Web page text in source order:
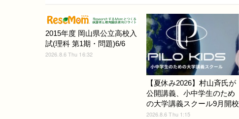
2015年度 岡山県公立高校入
試(理科 第1期・問題)6/6
2026.8.6 Thu 16:32
【夏休み2026】村山斉氏が
公開講義、小中学生のため
の大学講義スクール9月開校
2026.8.6 Thu 1:15